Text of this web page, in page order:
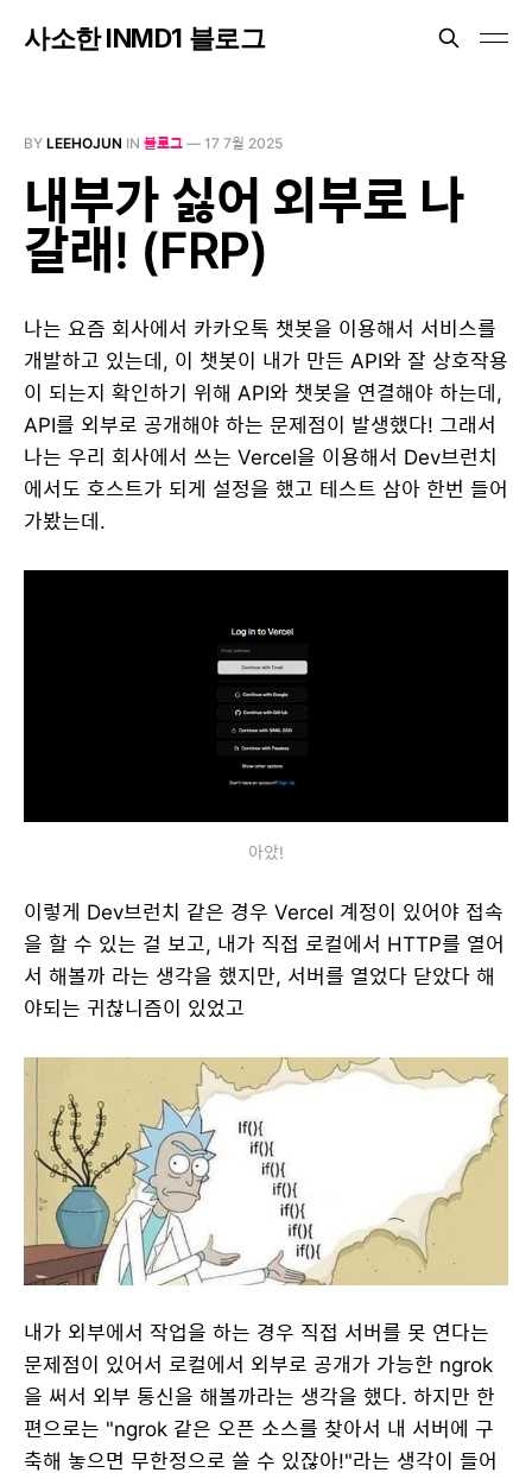
사소한 INMD1 블로그
BY LEEHOJUN IN 블로그 — 17 7월 2025
내부가 싫어 외부로 나
갈래! (FRP)
나는 요즘 회사에서 카카오톡 챗봇을 이용해서 서비스를
개발하고 있는데, 이 챗봇이 내가 만든 API와 잘 상호작용
이 되는지 확인하기 위해 API와 챗봇을 연결해야 하는데,
API를 외부로 공개해야 하는 문제점이 발생했다! 그래서
나는 우리 회사에서 쓰는 Vercel을 이용해서 Dev브런치
에서도 호스트가 되게 설정을 했고 테스트 삼아 한번 들어
가봤는데.
아았!
이렇게 Dev브런치 같은 경우 Vercel 계정이 있어야 접속
을 할 수 있는 걸 보고, 내가 직접 로컬에서 HTTP를 열어
서 해볼까 라는 생각을 했지만, 서버를 열었다 닫았다 해
야되는 귀찮니즘이 있었고
내가 외부에서 작업을 하는 경우 직접 서버를 못 연다는
문제점이 있어서 로컬에서 외부로 공개가 가능한 ngrok
을 써서 외부 통신을 해볼까라는 생각을 했다. 하지만 한
편으로는 "ngrok 같은 오픈 소스를 찾아서 내 서버에 구
축해 놓으면 무한정으로 쓸 수 있잖아!"라는 생각이 들어